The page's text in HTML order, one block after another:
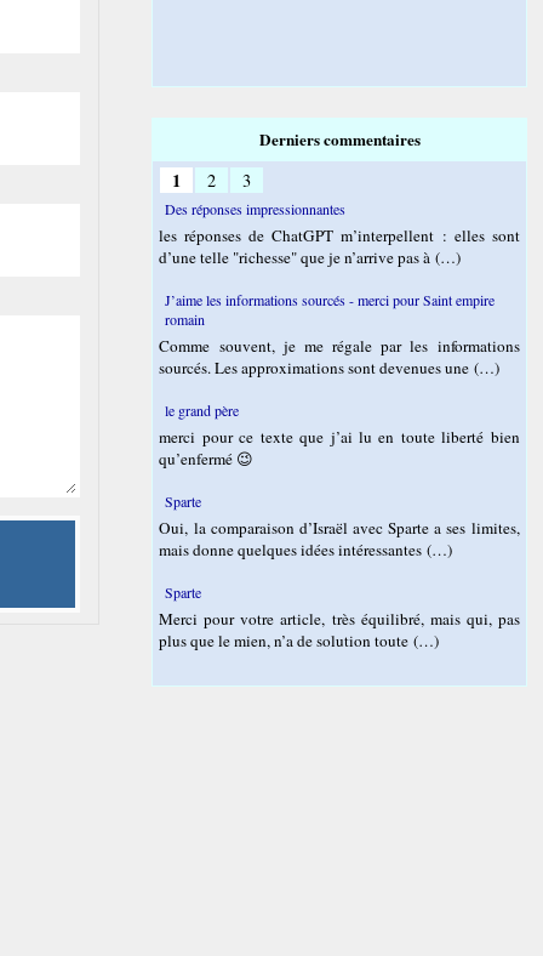
Derniers commentaires
1 2 3
Des réponses impressionnantes
les réponses de ChatGPT m’interpellent : elles sont
d’une telle "richesse" que je n’arrive pas à (…)
J’aime les informations sourcés - merci pour Saint empire
romain
Comme souvent, je me régale par les informations
sourcés. Les approximations sont devenues une (…)
le grand père
merci pour ce texte que j’ai lu en toute liberté bien
qu’enfermé 😉
Sparte
Oui, la comparaison d’Israël avec Sparte a ses limites,
mais donne quelques idées intéressantes (…)
Sparte
Merci pour votre article, très équilibré, mais qui, pas
plus que le mien, n’a de solution toute (…)